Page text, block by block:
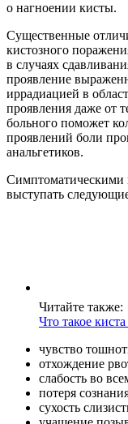
о нагноении кисты.
Существенные
кистозного
в случаях
проявление
иррадиацией в
проявления даже от
больного поможет
проявлений боли
анальгетиков.
Симптоматическими
выступать
Читайте также:
Что такое
чувство
отхождение
слабость во
потеря
сухость